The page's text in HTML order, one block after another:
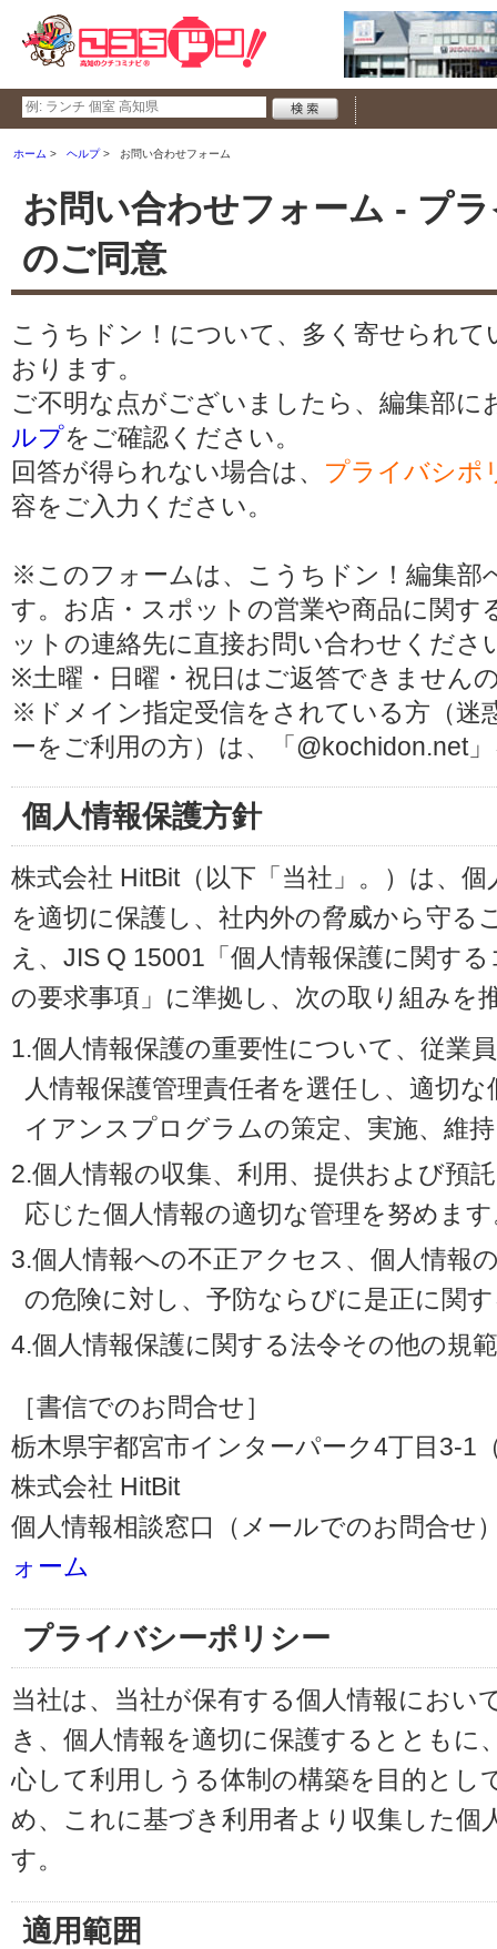
ホーム ヘルプ お問い合わせフォーム
お問い合わせフォーム - プ
のご同意
こうちドン！について、多く寄せられて
おります。
ご不明な点がございましたら、編集部
ルプをご確認ください。
回答が得られない場合は、 プライバシポ
容をご入力ください。
※このフォームは、こうちドン！編集部
す。お店・スポットの営業や商品に関す
ットの連絡先に直接お問い合わせくださ
※土曜・日曜・祝日はご返答できません
※ドメイン指定受信をされている方（迷
ーをご利用の方）は、「@kochidon.net
個人情報保護方針
株式会社 HitBit（以下「当社」。）は、
を適切に保護し、社内外の脅威から守る
え、JIS Q 15001「個人情報保護に関す
の要求事項」に準拠し、次の取り組みを
1.個人情報保護の重要性について、従業
人情報保護管理責任者を選任し、適切
イアンスプログラムの策定、実施、維
2.個人情報の収集、利用、提供および預
応じた個人情報の適切な管理を努めま
3.個人情報への不正アクセス、個人情報
の危険に対し、予防ならびに是正に関
4.個人情報保護に関する法令その他の規
［書信でのお問合せ］
栃木県宇都宮市インターパーク4丁目3-1
株式会社 HitBit
個人情報相談窓口（メールでのお問合せ
ォーム
プライバシーポリシー
当社は、当社が保有する個人情報におい
き、個人情報を適切に保護するとともに
心して利用しうる体制の構築を目的とし
め、これに基づき利用者より収集した個
す。
適用範囲